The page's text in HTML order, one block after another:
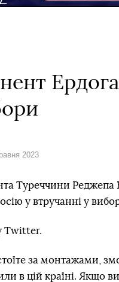
2023
Туреччини Реджепа
у втручанні у
Twitter.
за монтажами,
в цій країні. Якщо